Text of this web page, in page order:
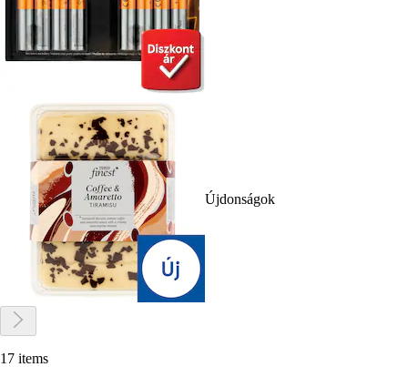
Újdonságok
17 items